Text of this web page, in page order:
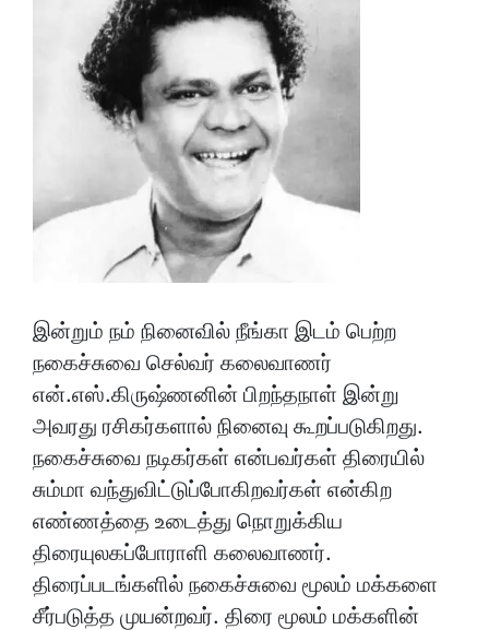
இன்றும் நம் நினைவில் நீங்கா இடம் பெற்ற
நகைச்சுவை செல்வர் கலைவாணர்
என்.எஸ்.கிருஷ்ணனின் பிறந்தநாள் இன்று
அவரது ரசிகர்களால் நினைவு கூறப்படுகிறது.
நகைச்சுவை நடிகர்கள் என்பவர்கள் திரையில்
சும்மா வந்துவிட்டுப்போகிறவர்கள் என்கிற
எண்ணத்தை உடைத்து நொறுக்கிய
திரையுலகப்போராளி கலைவாணர்.
திரைப்படங்களில் நகைச்சுவை மூலம் மக்களை
சீர்படுத்த முயன்றவர். திரை மூலம் மக்களின்